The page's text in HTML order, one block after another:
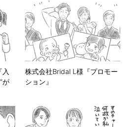
が
株式会社Bridal L様『プロモー
ション』